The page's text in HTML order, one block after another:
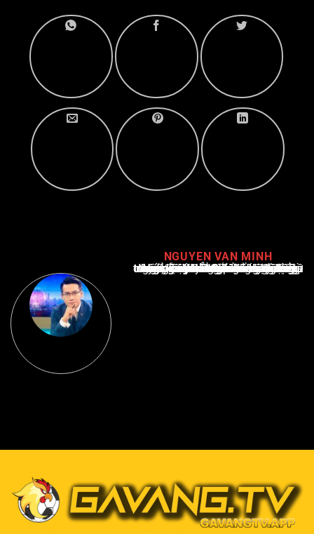
NGUYEN VAN MINH
Nguyễn Văn Minh là một trong những chuyên gia hàng đầu về báo cáo tin tức thể thao tại Việt Nam, với hơn 10 năm hoạt động trong ngành. Ông có kiến thức sâu rộng và kinh nghiệm đáng kể trong việc phân tích và báo cáo về các sự kiện thể thao hàng đầu. Sự hiểu biết sâu sắc của ông về ngành này đã giúp ông xây dựng uy tín và danh tiếng trong cộng đồng báo chí thể thao.